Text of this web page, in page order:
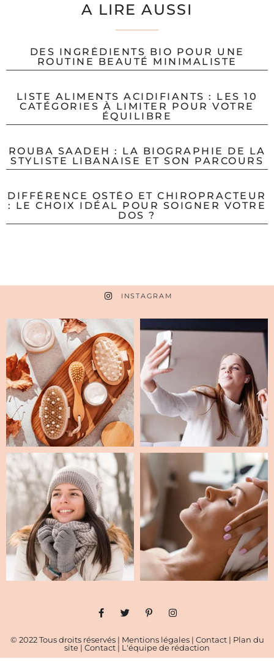
A LIRE AUSSI
DES INGRÉDIENTS BIO POUR UNE
ROUTINE BEAUTÉ MINIMALISTE
LISTE ALIMENTS ACIDIFIANTS : LES 10
CATÉGORIES À LIMITER POUR VOTRE
ÉQUILIBRE
ROUBA SAADEH : LA BIOGRAPHIE DE LA
STYLISTE LIBANAISE ET SON PARCOURS
DIFFÉRENCE OSTÉO ET CHIROPRACTEUR
: LE CHOIX IDÉAL POUR SOIGNER VOTRE
DOS ?
INSTAGRAM
© 2022 Tous droits réservés | Mentions légales| Contact| Plan du
site | Contact | L'équipe de rédaction